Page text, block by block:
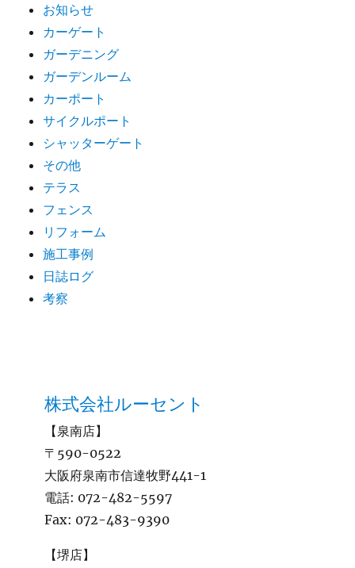
お知らせ
カーゲート
ガーデニング
ガーデンルーム
カーポート
サイクルポート
シャッターゲート
その他
テラス
フェンス
リフォーム
施工事例
日誌ログ
考察
株式会社ルーセント
【泉南店】
〒590-0522
大阪府泉南市信達牧野441-1
電話: 072-482-5597
Fax: 072-483-9390
【堺店】